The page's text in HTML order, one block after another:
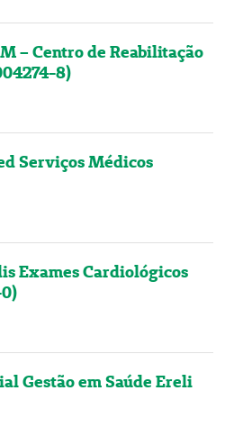
– Centro de Reabilitação
8)
Serviços Médicos
Exames Cardiológicos
Gestão em Saúde Ereli